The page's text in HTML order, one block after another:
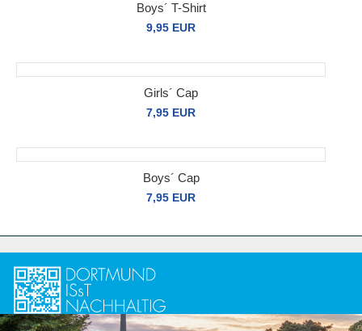
Boys´ T-Shirt
9,95 EUR
Girls´ Cap
7,95 EUR
Boys´ Cap
7,95 EUR